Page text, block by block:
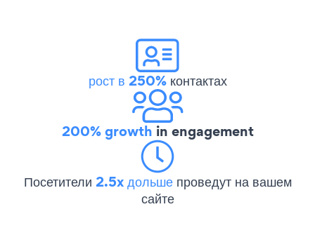
рост в 250%контактах
200% growth in engagement
Посетители 2.5x дольше проведут на вашем
сайте